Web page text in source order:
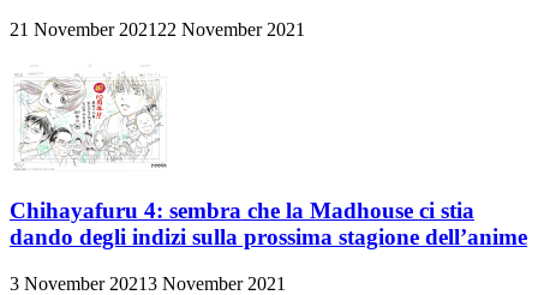
21 November 2021 22 November 2021
Chihayafuru 4: sembra che la Madhouse ci stia
dando degli indizi sulla prossima stagione dell’anime
3 November 20213 November 2021